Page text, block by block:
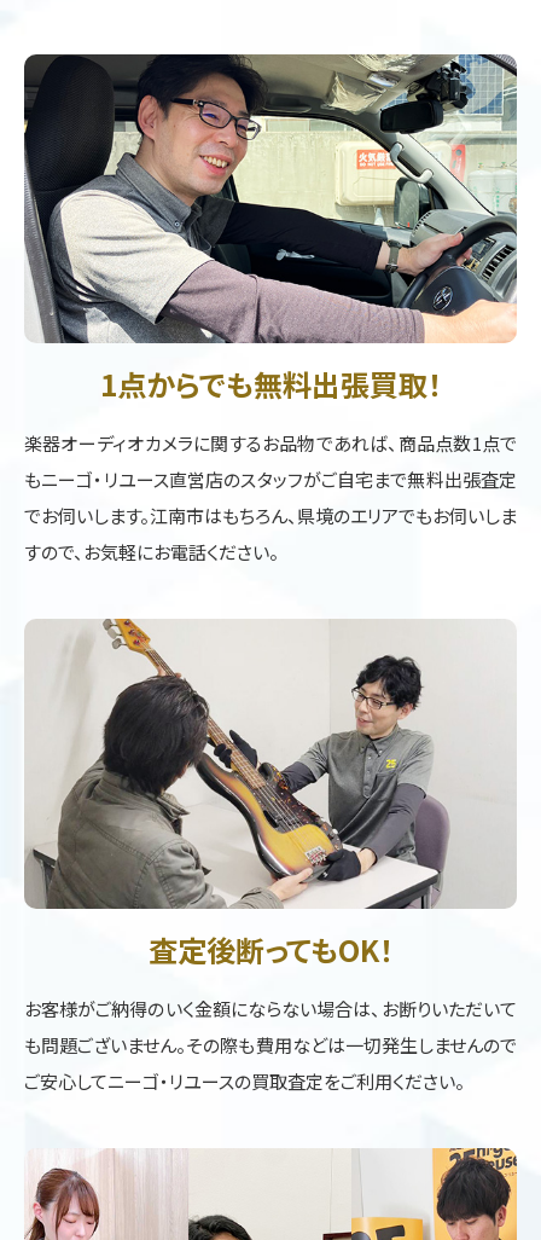
1点からでも無料出張買取！
楽器オーディオカメラに関するお品物であれば、商品点数1点で
もニーゴ・リユース直営店のスタッフがご自宅まで無料出張査定
でお伺いします。江南市はもちろん、県境のエリアでもお伺いしま
すので、お気軽にお電話ください。
査定後断ってもOK！
お客様がご納得のいく金額にならない場合は、お断りいただいて
も問題ございません。その際も費用などは一切発生しませんので
ご安心してニーゴ・リユースの買取査定をご利用ください。